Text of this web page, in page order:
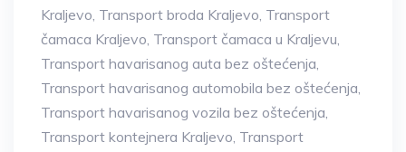
Kraljevo Transport broda Kraljevo Transport
čamaca Kraljevo Transport čamaca u Kraljevu
Transport havarisanog auta bez oštećenja
Transport havarisanog automobila bez oštećenja
Transport havarisanog vozila bez oštećenja
Transport kontejnera Kraljevo Transport